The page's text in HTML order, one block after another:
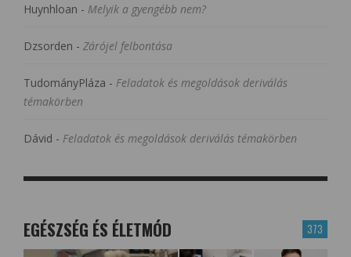
Huynhloan - Melyik a gyengébb nem?
Dzsorden - Zárójel felbontása
TudományPláza - Feladatok és megoldások deriválás
témakörben
Dávid - Feladatok és megoldások deriválás témakörben
373
EGÉSZSÉG ÉS ÉLETMÓD